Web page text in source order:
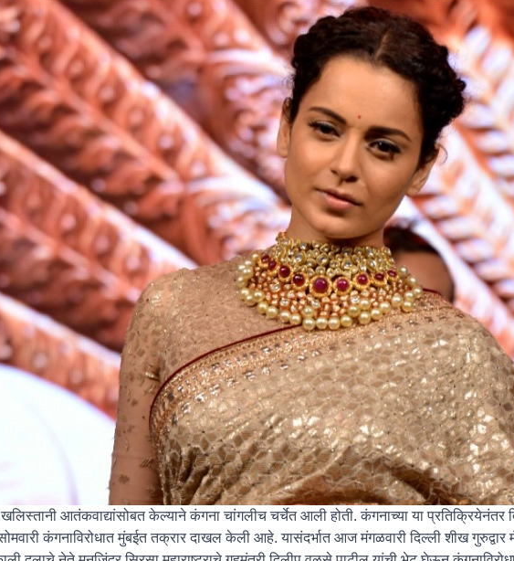
आतंकवाद्यांसोबत केल्याने कंगना चांगलीच चर्चेत आली होती. कंगनाच्या या प्रतिक्रियेनंतर
कंगनाविरोधात मुंबईत तक्रार दाखल केली आहे. यासंदर्भात आज मंगळवारी दिल्ली शीख